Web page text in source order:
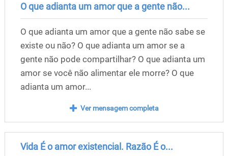
O que adianta um amor que a gente não...
O que adianta um amor que a gente não sabe se
existe ou não? O que adianta um amor se a
gente não pode compartilhar? O que adianta um
amor se você não alimentar ele morre? O que
adianta um amor...
Ver mensagem completa
Vida É o amor existencial. Razão É o...